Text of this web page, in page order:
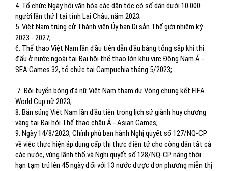
4. Tổ chức Ngày hội văn hóa các dân tộc có số dân dưới 10.000
người lần thứ I tại tỉnh Lai Châu, năm 2023;
5. Việt Nam trúng cử Thành viên Ủy ban Di sản Thế giới nhiệm kỳ
2023 - 2027;
6. Thể thao Việt Nam lần đầu tiên dẫn đầu bảng tổng sắp khi thi
đấu ở nước ngoài tại Đại hội thể thao lớn khu vực Đông Nam Á -
SEA Games 32, tổ chức tại Campuchia tháng 5/2023;
7. Đội tuyển bóng đá nữ Việt Nam tham dự Vòng chung kết FIFA
World Cup nữ 2023;
8. Bắn súng Việt Nam lần đầu tiên trong lịch sử giành huy chương
vàng tại Đại hội Thể thao châu Á - Asian Games;
9. Ngày 14/8/2023, Chính phủ ban hành Nghị quyết số 127/NQ-CP
về việc thực hiện áp dụng cấp thị thực điện tử cho công dân tất cả
các nước, vùng lãnh thổ và Nghị quyết số 128/NQ-CP nâng thời
hạn tạm trú lên 45 ngày đối với 13 nước được đơn phương miễn thị